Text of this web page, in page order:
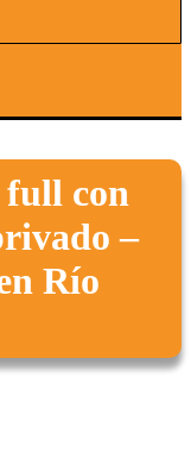
con
–
Río